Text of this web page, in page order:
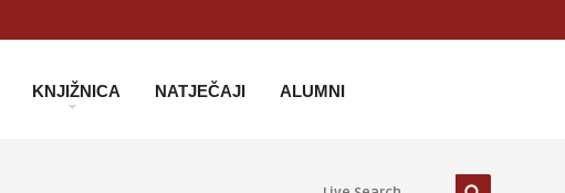
KNJIŽNICA NATJEČAJI ALUMNI